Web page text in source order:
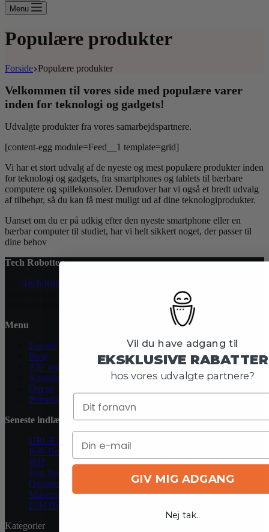
Menu
Populære produkter
Forside Populære produkter
Velkommen til vores side med populære varer
inden for teknologi og gadgets!
Udvalgte produkter fra vores samarbejdspartnere.
[content-egg module=Feed__1 template=grid]
Vi har et stort udvalg af de nyeste og mest populære produkter inden
for teknologi og gadgets, fra smartphones og tablets til bærbare
computere og spillekonsoler. Derudover har vi også et bredt udvalg
af tilbehør, så du kan få mest muligt ud af dine teknologiprodukter.
Uanset om du er på udkig efter den nyeste smartphone eller en
bærbar computer til studiet, har vi helt sikkert noget, der passer til
dine behov
Tech Robotten
Tech Robotten
gadgets og den digitale verden. Vi leverer anmeldelser og
sammenligninger, som hjælper dig med at træffe det rigtige valg.
Menu
Forside
Blog
Alle artikler
Kontakt
Om os
Privatlivspolitik
Seneste indlæg
URGE er tilbage – og det er ikke en øvelse!
Køb Brugt Tesla i 2025: Er Det Bedste Valg Leasing eller Ny
Bil?
Den Bedste Ladeløsning til Din Tesla i Danmark
Optimer Dit Gaming Setup Med Gooshpads: Premium
Musemåtter
Fold Dig Ind i Fremtiden med Samsung Galaxy Z Flip 5
Kategorier
Vil du have adgang til
EKSKLUSIVE RABATTER
hos vores udvalgte partnere?
GIV MIG ADGANG
Nej tak..